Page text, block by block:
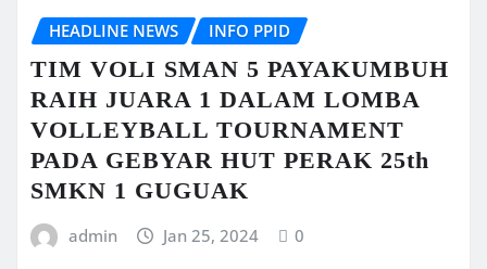
HEADLINE NEWS INFO PPID
TIM VOLI SMAN 5 PAYAKUMBUH
RAIH JUARA 1 DALAM LOMBA
VOLLEYBALL TOURNAMENT
PADA GEBYAR HUT PERAK 25th
SMKN 1 GUGUAK
admin Jan 25, 2024 0